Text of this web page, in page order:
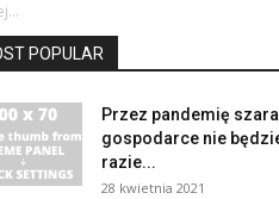
POPULAR
Przez pandemię
gospodarce nie
razie...
28 kwietnia 2021